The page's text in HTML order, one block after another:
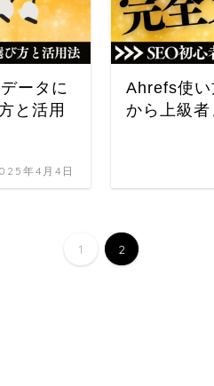
ータに
と活用
年4月4日
Ahrefs使
から上級
1 2